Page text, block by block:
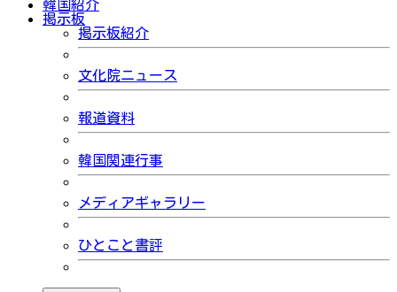
韓国紹介
掲示板
掲示板紹介
文化院ニュース
報道資料
韓国関連行事
メディアギャラリー
ひとこと書評